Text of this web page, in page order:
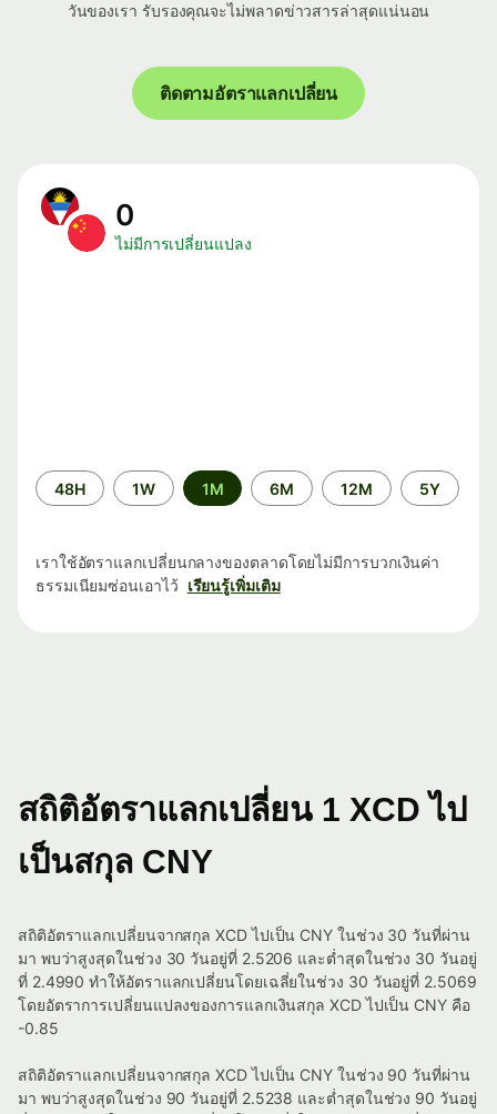
วันของเรา รับรองคุณจะไม่พลาดข่าวสารล่าสุดแน่นอน
ติดตามอัตราแลกเปลี่ยน
0
ไม่มีการเปลี่ยนแปลง
ระยะ
เวลา
48H 1W 1M 6M 12M 5Y
เราใช้อัตราแลกเปลี่ยนกลางของตลาดโดยไม่มีการบวกเงินค่า
ธรรมเนียมซ่อนเอาไว้ เรียนรู้เพิ่มเติม
สถิติอัตราแลกเปลี่ยน 1 XCD ไป
เป็นสกุล CNY
สถิติอัตราแลกเปลี่ยนจากสกุล XCD ไปเป็น CNY ในช่วง 30 วันที่ผ่าน
มา พบว่าสูงสุดในช่วง 30 วันอยู่ที่ 2.5206 และต่ำสุดในช่วง 30 วันอยู่
ที่ 2.4990 ทำให้อัตราแลกเปลี่ยนโดยเฉลี่ยในช่วง 30 วันอยู่ที่ 2.5069
โดยอัตราการเปลี่ยนแปลงของการแลกเงินสกุล XCD ไปเป็น CNY คือ
-0.85
สถิติอัตราแลกเปลี่ยนจากสกุล XCD ไปเป็น CNY ในช่วง 90 วันที่ผ่าน
มา พบว่าสูงสุดในช่วง 90 วันอยู่ที่ 2.5238 และต่ำสุดในช่วง 90 วันอยู่